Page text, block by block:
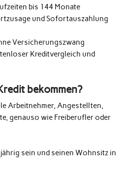
bis 144 Monate
und Sofortauszahlung
Versicherungszwang
Kreditvergleich und
bekommen?
Arbeitnehmer, Angestellten,
genauso wie Freiberufler oder
sein und seinen Wohnsitz in